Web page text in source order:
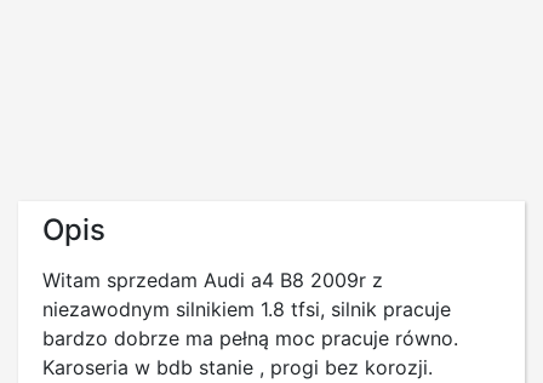
Opis
Witam sprzedam Audi a4 B8 2009r z
niezawodnym silnikiem 1.8 tfsi, silnik pracuje
bardzo dobrze ma pełną moc pracuje równo.
Karoseria w bdb stanie , progi bez korozji.